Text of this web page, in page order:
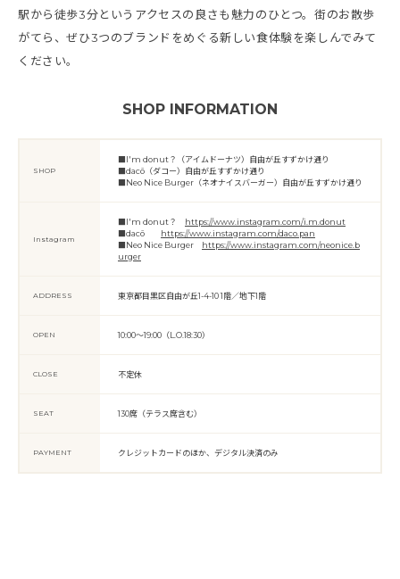
駅から徒歩3分というアクセスの良さも魅力のひとつ。街のお散歩
がてら、ぜひ3つのブランドをめぐる新しい食体験を楽しんでみて
ください。
SHOP INFORMATION
SHOP
■I'm donut？（アイムドーナツ）自由が丘すずかけ通り
■dacō（ダコー）自由が丘すずかけ通り
■Neo Nice Burger（ネオナイスバーガー）自由が丘すずかけ通り
Instagram
■I'm donut？ https://www.instagram.com/i.m.donut
■dacō https://www.instagram.com/daco.pan
■Neo Nice Burger https://www.instagram.com/neonice.b
urger
ADDRESS 東京都目黒区自由が丘1-4-10 1階／地下1階
OPEN 10:00〜19:00（L.O.18:30）
CLOSE 不定休
SEAT 130席（テラス席含む）
PAYMENT クレジットカードのほか、デジタル決済のみ